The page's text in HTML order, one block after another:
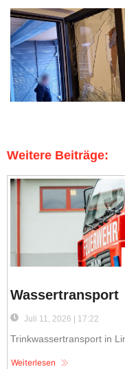
Weitere Beiträge:
Wassertransport
Juli 11, 2026 | 17:22
Trinkwassertransport in
Weiterlesen